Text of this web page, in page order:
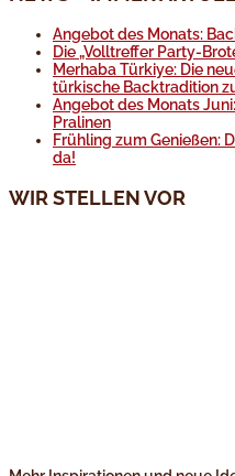
Angebot des Monats:
Die „Volltreffer Party-
Merhaba Türkiye: Die
türkische Backtradition
Angebot des Monats
Pralinen
Frühling zum Genießen:
da!
WIR STELLEN VOR